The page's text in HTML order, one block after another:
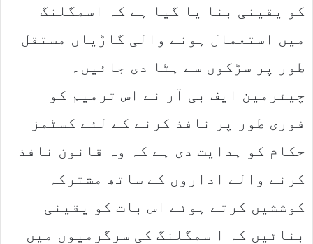
کو یقینی بنا یا گیا ہے کہ اسمگلنگ
میں استعمال ہونے والی گاڑیاں مستقل
طور پر سڑکوں سے ہٹا دی جائیں۔
چیئرمین ایف بی آر نے اس ترمیم کو
فوری طور پر نافذ کرنے کے لئے کسٹمز
حکام کو ہدایت دی ہے کہ وہ قانون نافذ
کرنے والے اداروں کے ساتھ مشترکہ
کوششیں کرتے ہوئے اس بات کو یقینی
بنائیں کہ ا سمگلنگ کی سرگرمیوں میں